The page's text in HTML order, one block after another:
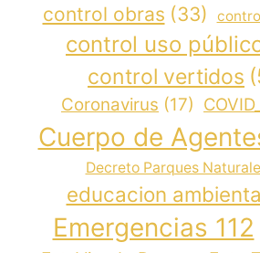
control obras (33)
control uso
control vertidos
Coronavirus (17)
Cuerpo de
Decreto Parques
educacion
Emergencias 112